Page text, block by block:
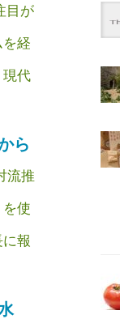
目が
経
現代
ら
流推
使
報
水